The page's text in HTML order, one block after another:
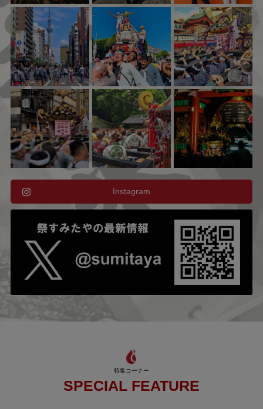
Instagram
SPECIAL FEATURE